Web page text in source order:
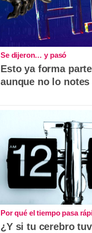
Se dijeron… y pasó
Esto ya forma
aunque no lo notes
Por qué el tiempo pasa
¿Y si tu cerebro